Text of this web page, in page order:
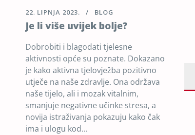
22. LIPNJA 2023. BLOG
Je li više uvijek bolje?
Dobrobiti i blagodati tjelesne
aktivnosti opće su poznate. Dokazano
je kako aktivna tjelovježba pozitivno
utječe na naše zdravlje. Ona održava
naše tijelo, ali i mozak vitalnim,
smanjuje negativne učinke stresa, a
novija istraživanja pokazuju kako čak
ima i ulogu kod...